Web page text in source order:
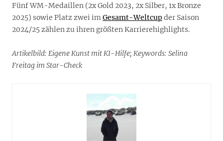
Fünf WM-Medaillen (2x Gold 2023, 2x Silber, 1x Bronze
2025) sowie Platz zwei imGesamt-Weltcupder Saison
2024/25 zählen zu ihren größten Karrierehighlights.
Artikelbild: Eigene Kunst mit KI-Hilfe; Keywords: Selina
Freitag im Star-Check